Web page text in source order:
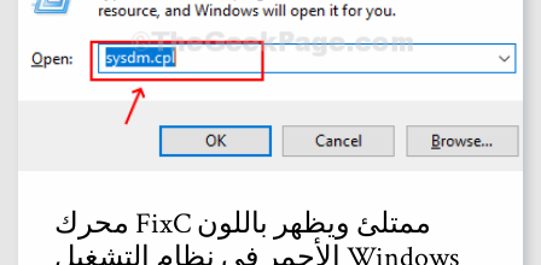
محرك FixC ممتلئ ويظهر باللون
الأحمر في نظام التشغيل Windows